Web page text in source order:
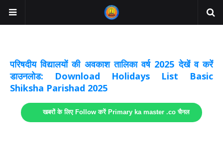
परिषदीय विद्यालयों की अवकाश तालिका वर्ष 2025 देखें व करें
डाउनलोड: Download Holidays List Basic
Shiksha Parishad 2025
खबरों के लिए Follow करें Primary ka master .co चैनल